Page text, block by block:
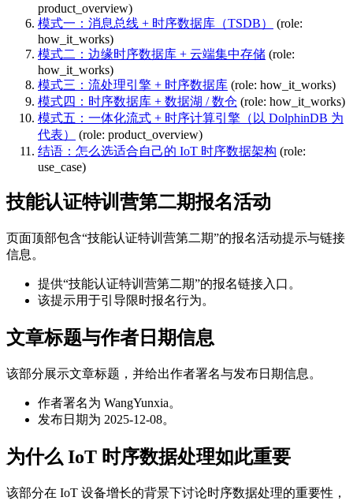
product_overview)
模式一：消息总线 + 时序数据库（TSDB）
(role:
how_it_works)
模式二：边缘时序数据库 + 云端集中存储 (role:
how_it_works)
模式三：流处理引擎 + 时序数据库 (role: how_it_works)
模式四：时序数据库 + 数据湖 / 数仓 (role: how_it_works)
模式五：一体化流式 + 时序计算引擎（以 DolphinDB 为
代表）
(role: product_overview)
结语：怎么选适合自己的 IoT 时序数据架构 (role:
use_case)
技能认证特训营第二期报名活动
页面顶部包含“技能认证特训营第二期”的报名活动提示与链接
信息。
提供“技能认证特训营第二期”的报名链接入口。
该提示用于引导限时报名行为。
文章标题与作者日期信息
该部分展示文章标题，并给出作者署名与发布日期信息。
作者署名为 WangYunxia。
发布日期为 2025-12-08。
为什么 IoT 时序数据处理如此重要
该部分在 IoT 设备增长的背景下讨论时序数据处理的重要性，